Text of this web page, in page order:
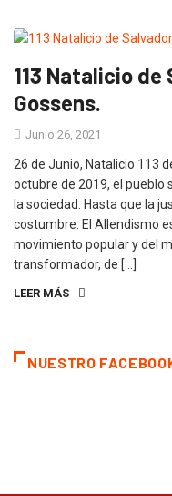
113 Natalicio
Gossens.
Junio 26, 2021
26 de Junio, Natalicio 113
octubre de 2019, el pueblo
la sociedad. Hasta que la
costumbre. El Allendismo
movimiento popular y del
transformador, de […]
LEER MÁS
NUESTRO